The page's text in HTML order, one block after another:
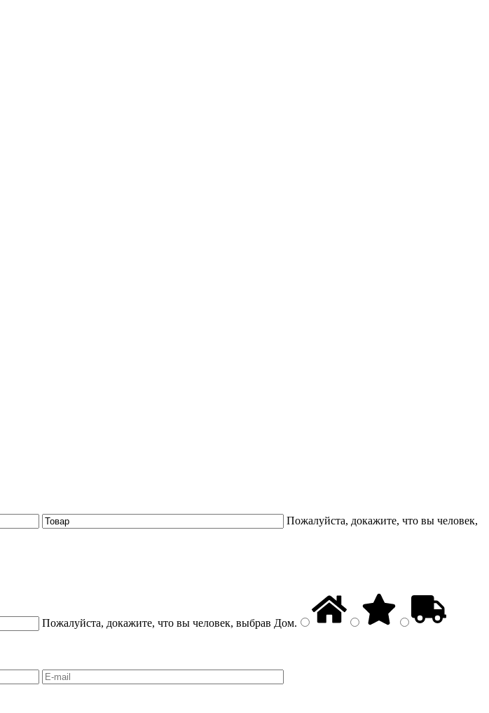
Пожалуйста, докажите, что вы человек,
Пожалуйста, докажите, что вы человек, выбрав Дом.